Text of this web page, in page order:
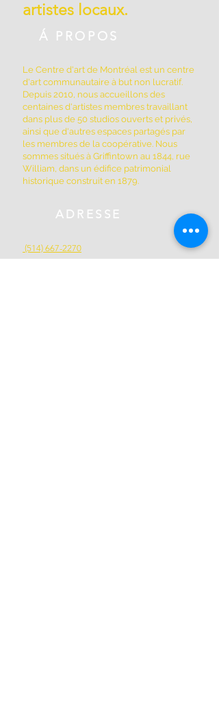
artistes locaux.
Á PROPOS
Le Centre d'art de Montréal est un centre
d'art communautaire à but non lucratif.
Depuis 2010, nous accueillons des
centaines d'artistes membres travaillant
dans plus de 50 studios ouverts et privés,
ainsi que d'autres espaces partagés par
les membres de la coopérative. Nous
sommes situés à Griffintown au 1844, rue
William, dans un édifice patrimonial
historique construit en 1879.
ADRESSE
(514) 667-2270